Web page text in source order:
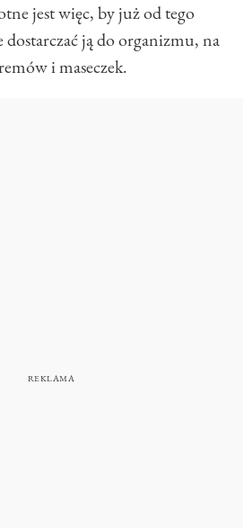
jest więc, by już od tego
ją do organizmu, na
i maseczek.